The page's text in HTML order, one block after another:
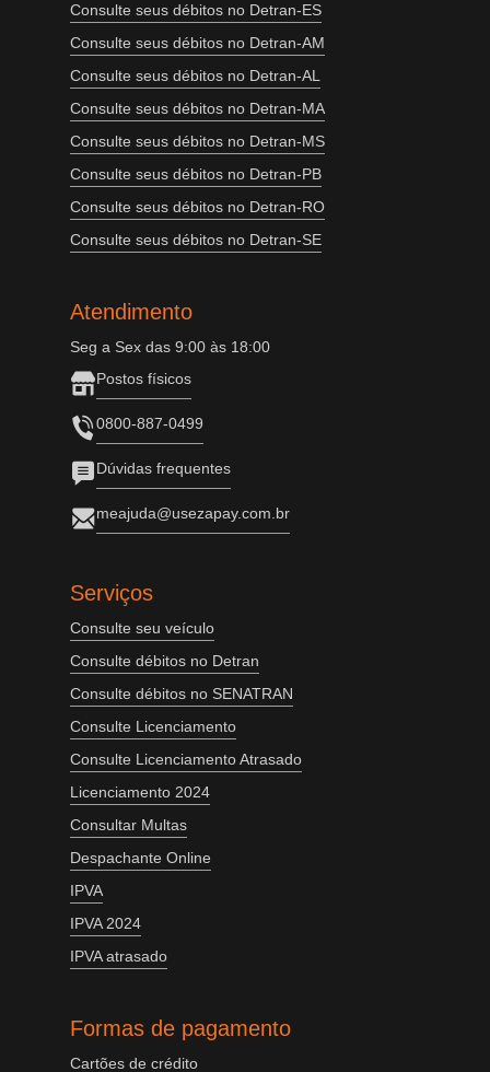
Consulte seus débitos no Detran-ES
Consulte seus débitos no Detran-AM
Consulte seus débitos no Detran-AL
Consulte seus débitos no Detran-MA
Consulte seus débitos no Detran-MS
Consulte seus débitos no Detran-PB
Consulte seus débitos no Detran-RO
Consulte seus débitos no Detran-SE
Atendimento
Seg a Sex das 9:00 às 18:00
Postos físicos
0800-887-0499
Dúvidas frequentes
meajuda@usezapay.com.br
Serviços
Consulte seu veículo
Consulte débitos no Detran
Consulte débitos no SENATRAN
Consulte Licenciamento
Consulte Licenciamento Atrasado
Licenciamento 2024
Consultar Multas
Despachante Online
IPVA
IPVA 2024
IPVA atrasado
Formas de pagamento
Cartões de crédito